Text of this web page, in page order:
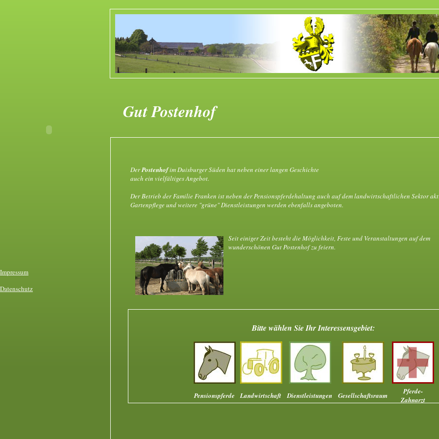
Gut Postenhof
Bitte wählen Sie Ihr Interessensgebiet:
Pensionspferde Landwirtschaft Dienstleistungen Gesellschaftsraum
Pferde-
Zahnarzt
DerPostenhofim Duisburger Süden hat neben einer langen Geschichte
auch ein vielfältiges Angebot.
Der Betrieb der Familie Franken ist neben der Pensionspferdehaltung auch auf dem landwirtschaftlichen Sektor
Gartenpflege und weitere "grüne" Dienstleistungen werden ebenfalls angeboten.
Seit einiger Zeit besteht die Möglichkeit, Feste und Veranstaltungen auf dem
wunderschönen Gut Postenhof zu feiern.
Impressum
Datenschutz